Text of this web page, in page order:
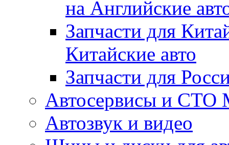
на Английские
Запчасти для
Китайские авто
Запчасти для
Автосервисы и СТО
Автозвук и видео